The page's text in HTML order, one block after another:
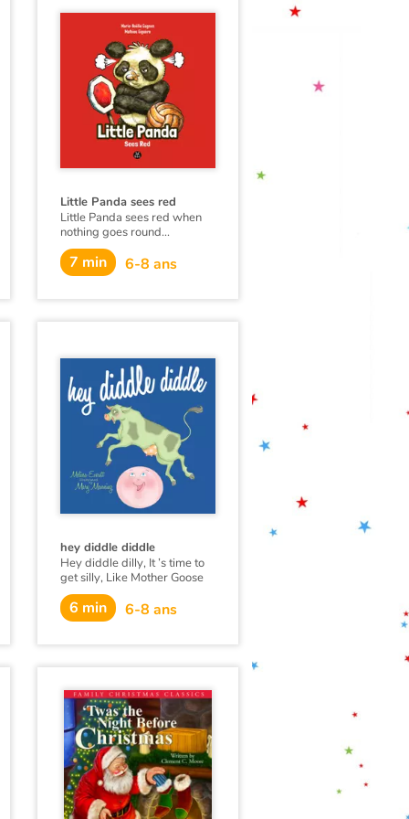
dictation from last year and
my fantastic butterfly dance.
But Gaston was determined
to spoil my evening...
This book is also available in
French:La folle soirée de
Gudule.
Little Panda sees red
Little Panda sees red when
nothing goes round...
This book is also available in
French:Petit Panda est
7 min 6-8 ans
hey diddle diddle
Hey diddle dilly, It ’s time to
get silly, Like Mother Goose
likes to do.
6 min 6-8 ans